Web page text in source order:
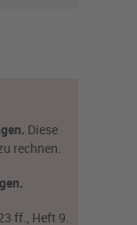
Diese
rechnen.
ff., Heft 9.